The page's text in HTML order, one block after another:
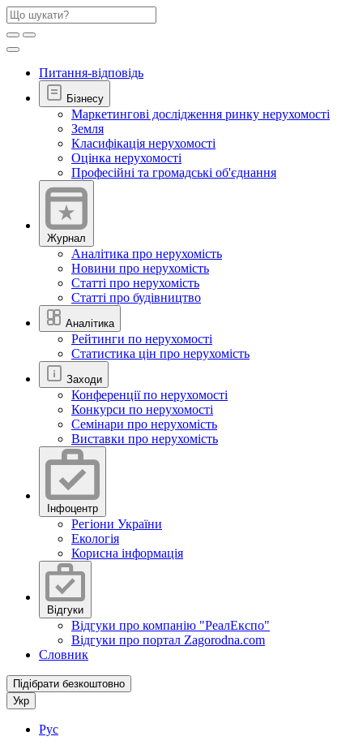
Питання-відповідь
Бізнесу
Маркетингові дослідження ринку нерухомості
Земля
Класифікація нерухомості
Оцінка нерухомості
Професійні та громадські об'єднання
Журнал
Аналітика про нерухомість
Новини про нерухомість
Статті про нерухомість
Статті про будівництво
Аналітика
Рейтинги по нерухомості
Статистика цін про нерухомість
Заходи
Конференції по нерухомості
Конкурси по нерухомості
Семінари про нерухомість
Виставки про нерухомість
Інфоцентр
Регіони України
Екологія
Корисна інформація
Відгуки
Відгуки про компанію "РеалЕкспо"
Відгуки про портал Zagorodna.com
Словник
Підібрати безкоштовно
Укр
Рус